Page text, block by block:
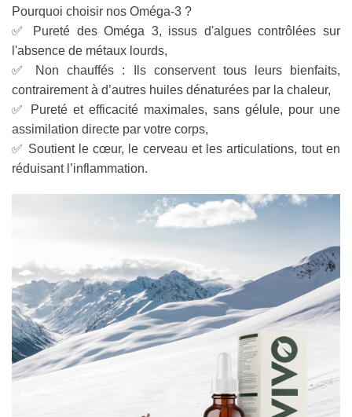
Pourquoi choisir nos Oméga-3 ?
✅ Pureté des Oméga 3, issus d'algues contrôlées sur
l'absence de métaux lourds,
✅ Non chauffés : Ils conservent tous leurs bienfaits,
contrairement à d’autres huiles dénaturées par la chaleur,
✅ Pureté et efficacité maximales, sans gélule, pour une
assimilation directe par votre corps,
✅ Soutient le cœur, le cerveau et les articulations, tout en
réduisant l’inflammation.